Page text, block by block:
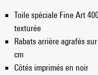
Toile spéciale Fine Art
texturée
Rabats arrière agrafés
cm
Côtés imprimés en noir